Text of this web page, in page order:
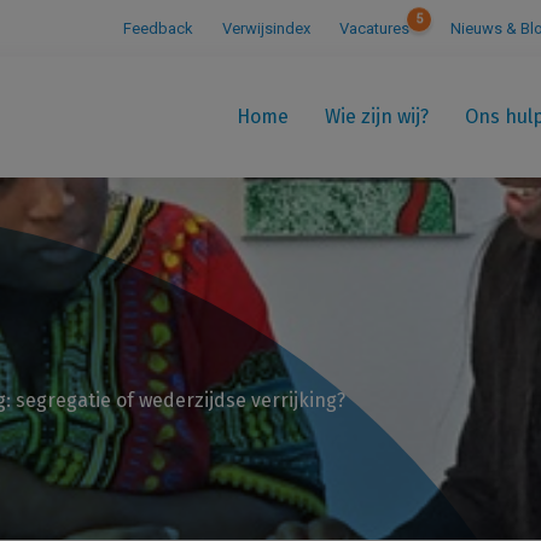
Feedback Verwijsindex Vacatures 5 Nieuws &
Home Wie zijn wij? Ons
segregatie of wederzijdse verrijking?